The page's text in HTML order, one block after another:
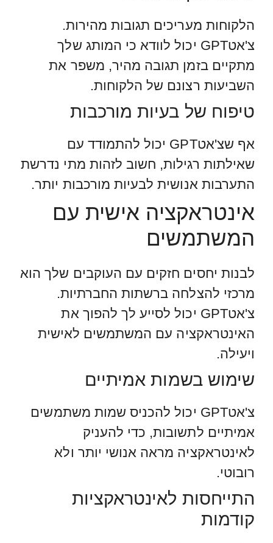
הלקוחות מעריכים תגובות מהירות.
צ'אטGPT יכול לוודא כי המותג שלך
מתקיים בזמן תגובה מהיר, משפר את
השביעות רצונם של הלקוחות.
טיפוח של בעיות מורכבות
אף שצ'אטGPT יכול להתמודד עם
שאילתות רגילות, חשוב לזהות מתי נדרשת
התערבות אנושית לבעיות מורכבות יותר.
אינטראקציה אישית עם
המשתמשים
לבנות יחסים חזקים עם העוקבים שלך הוא
מרכזי להצלחה ברשתות החברתיות.
צ'אטGPT יכול לסייע לך להפוך את
האינטראקציה עם המשתמשים לאישית
ויעילה.
שימוש בשמות אמיתיים
צ'אטGPT יכול להכניס שמות משתמשים
אמיתיים לתשובות, כדי להעניק
לאינטראקציה מראה אנושי יותר ולא
רובוטי.
התייחסות לאינטראקציות
קודמות